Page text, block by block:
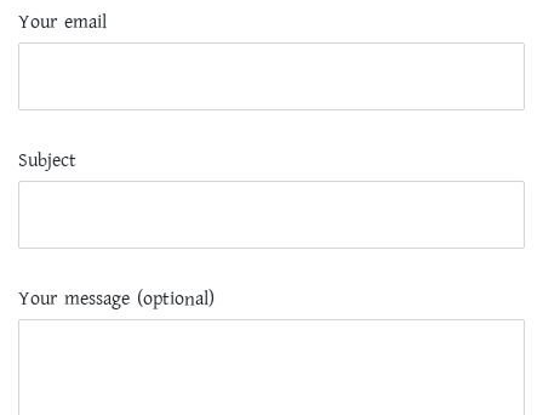
Your email
Subject
Your message (optional)